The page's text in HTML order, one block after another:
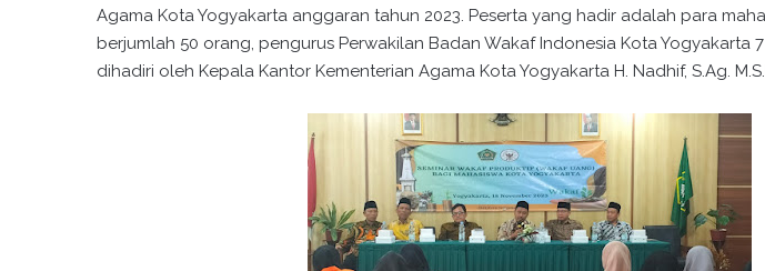
Agama Kota Yogyakarta anggaran tahun 2023. Peserta yang hadir adalah para
berjumlah 50 orang, pengurus Perwakilan Badan Wakaf Indonesia Kota Yogyakarta
dihadiri oleh Kepala Kantor Kementerian Agama Kota Yogyakarta H. Nadhif, S.Ag.